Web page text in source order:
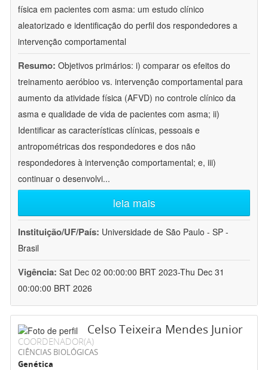
física em pacientes com asma: um estudo clínico
aleatorizado e identificação do perfil dos respondedores a
intervenção comportamental
Resumo: Objetivos primários: i) comparar os efeitos do
treinamento aeróbioo vs. intervenção comportamental para
aumento da atividade física (AFVD) no controle clínico da
asma e qualidade de vida de pacientes com asma; ii)
Identificar as características clínicas, pessoais e
antropométricas dos respondedores e dos não
respondedores à intervenção comportamental; e, iii)
continuar o desenvolvi...
leia mais
Instituição/UF/País: Universidade de São Paulo - SP -
Brasil
Vigência: Sat Dec 02 00:00:00 BRT 2023-Thu Dec 31
00:00:00 BRT 2026
Celso Teixeira Mendes Junior
COORDENADOR(A)
CIÊNCIAS BIOLÓGICAS
Genética